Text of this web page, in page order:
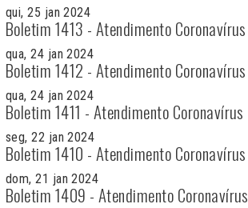
qui, 25 jan 2024
Boletim 1413 - Atendimento Coronavírus
qua, 24 jan 2024
Boletim 1412 - Atendimento Coronavírus
qua, 24 jan 2024
Boletim 1411 - Atendimento Coronavírus
seg, 22 jan 2024
Boletim 1410 - Atendimento Coronavírus
dom, 21 jan 2024
Boletim 1409 - Atendimento Coronavírus